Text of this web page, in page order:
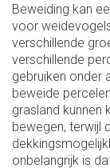
Beweiding kan
voor
verschillende
verschillende
gebruiken onder
beweide
grasland kunnen
bewegen, terwijl
onbelangrijk is